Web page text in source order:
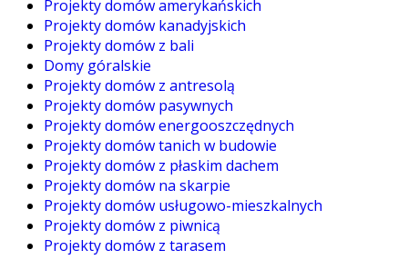
Projekty domów amerykańskich
Projekty domów kanadyjskich
Projekty domów z bali
Domy góralskie
Projekty domów z antresolą
Projekty domów pasywnych
Projekty domów energooszczędnych
Projekty domów tanich w budowie
Projekty domów z płaskim dachem
Projekty domów na skarpie
Projekty domów usługowo-mieszkalnych
Projekty domów z piwnicą
Projekty domów z tarasem